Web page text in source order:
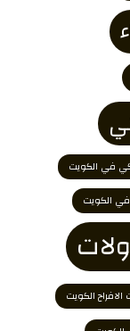
في الكويت
في الكويت
الافراح الكويت